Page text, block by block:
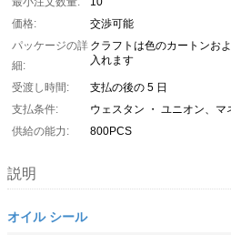
価格:
交渉可能
パッケージの詳
細:
クラフトは色のカートンお
入れます
受渡し時間:
支払の後の 5 日
支払条件:
ウェスタン ・ ユニオン、マ
供給の能力:
800PCS
説明
オイル シール